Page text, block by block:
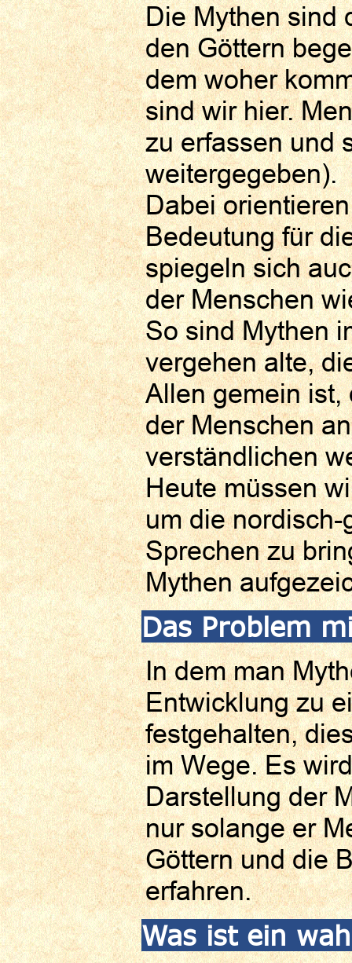
Die Mythen sind
den Göttern
dem woher
sind wir hier.
zu erfassen und
weitergegeben).
Dabei
Bedeutung für
spiegeln sich
der Menschen
So sind Mythen
vergehen alte,
Allen gemein ist,
der Menschen
verständlichen
Heute müssen
um die
Sprechen zu
Mythen
Das Problem
In dem man
Entwicklung zu
festgehalten,
im Wege. Es
Darstellung der
nur solange er
Göttern und die
erfahren.
Was ist ein